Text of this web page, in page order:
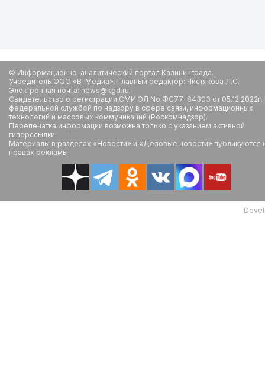
© Информационно-аналитический портал Калининграда.
Учредитель ООО «В-Медиа». Главный редактор: Чистякова Л.С.
Электронная почта: news@kgd.ru.
Свидетельство о регистрации СМИ ЭЛ No ФС77-84303 от
федеральной службой по надзору в сфере связи, информационных
технологий и массовых коммуникаций (Роскомнадзор).
Перепечатка информации возможна только с указанием активной
гиперссылки.
Материалы в разделах «Новости» и «Деловые новости» публикуются
правах рекламы.